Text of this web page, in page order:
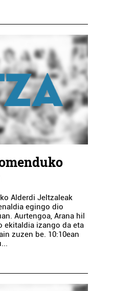
Alderdi Jeltzaleak
egingo dio
Aurtengoa, Arana hil
ekitaldia izango da eta
zuzen be. 10:10ean